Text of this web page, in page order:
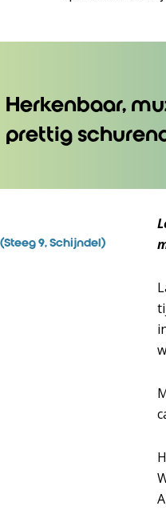
Herkenbaar,
prettig
9, Schijndel)